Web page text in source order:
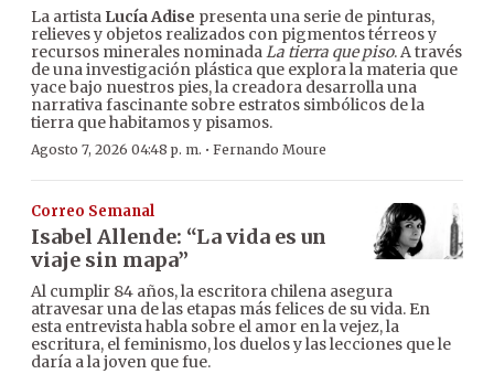
La artista Lucía Adise presenta una serie de pinturas,
relieves y objetos realizados con pigmentos térreos y
recursos minerales nominadaLa tierra que piso. A través
de una investigación plástica que explora la materia que
yace bajo nuestros pies, la creadora desarrolla una
narrativa fascinante sobre estratos simbólicos de la
tierra que habitamos y pisamos.
Agosto 7, 2026 04:48 p. m. · Fernando Moure
Correo Semanal
Isabel Allende: “La vida es un
viaje sin mapa”
Al cumplir 84 años, la escritora chilena asegura
atravesar una de las etapas más felices de su vida. En
esta entrevista habla sobre el amor en la vejez, la
escritura, el feminismo, los duelos y las lecciones que le
daría a la joven que fue.